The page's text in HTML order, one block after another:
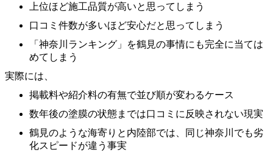
上位ほど施工品質が高いと思ってしまう
口コミ件数が多いほど安心だと思ってしまう
「神奈川ランキング」を鶴見の事情にも完全に当ては
めてしまう
実際には、
掲載料や紹介料の有無で並び順が変わるケース
数年後の塗膜の状態までは口コミに反映されない現実
鶴見のような海寄りと内陸部では、同じ神奈川でも劣
化スピードが違う事実